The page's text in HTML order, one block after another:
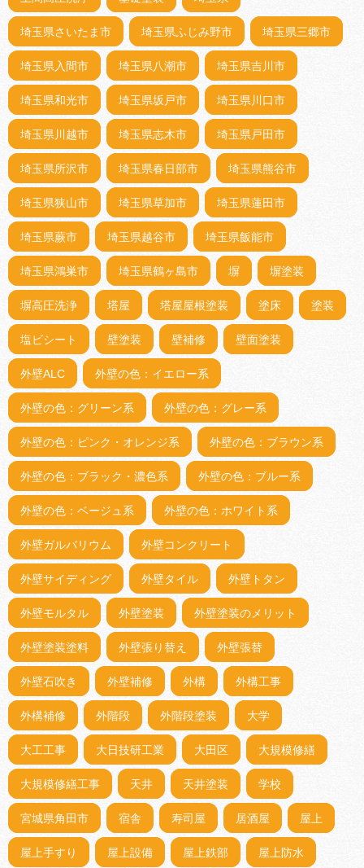
埼玉県さいたま市 埼玉県ふじみ野市 埼玉県三郷市
埼玉県入間市 埼玉県八潮市 埼玉県吉川市
埼玉県和光市 埼玉県坂戸市 埼玉県川口市
埼玉県川越市 埼玉県志木市 埼玉県戸田市
埼玉県所沢市 埼玉県春日部市 埼玉県熊谷市
埼玉県狭山市 埼玉県草加市 埼玉県蓮田市
埼玉県蕨市 埼玉県越谷市 埼玉県飯能市
埼玉県鴻巣市 埼玉県鶴ヶ島市 塀 塀塗装
塀高圧洗浄 塔屋 塔屋屋根塗装 塗床 塗装
塩ビシート 壁塗装 壁補修 壁面塗装
外壁ALC 外壁の色：イエロー系
外壁の色：グリーン系 外壁の色：グレー系
外壁の色：ピンク・オレンジ系 外壁の色：ブラウン系
外壁の色：ブラック・濃色系 外壁の色：ブルー系
外壁の色：ベージュ系 外壁の色：ホワイト系
外壁ガルバリウム 外壁コンクリート
外壁サイディング 外壁タイル 外壁トタン
外壁モルタル 外壁塗装 外壁塗装のメリット
外壁塗装塗料 外壁張り替え 外壁張替
外壁石吹き 外壁補修 外構 外構工事
外構補修 外階段 外階段塗装 大学
大工工事 大日技研工業 大田区 大規模修繕
大規模修繕工事 天井 天井塗装 学校
宮城県角田市 宿舎 寿司屋 居酒屋 屋上
屋上手すり 屋上設備 屋上鉄部 屋上防水